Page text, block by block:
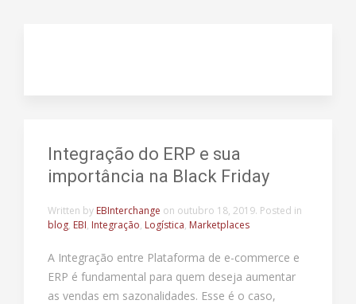
Integração do ERP e sua
importância na Black Friday
Written by EBInterchange on outubro 18, 2019. Posted in
blog, EBI, Integração, Logística, Marketplaces
A Integração entre Plataforma de e-commerce e
ERP é fundamental para quem deseja aumentar
as vendas em sazonalidades. Esse é o caso,